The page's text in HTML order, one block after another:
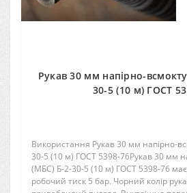
Рукав 30 мм напірно-
30-5 (10 м) ГОСТ
Використання Рукав 30 мм напірно-
30-5 (10 м) ГОСТ 5398-76Рукав 30 мм
(МБС) Б-2-30-5 (10 м) ГОСТ 5398-76 має
робочий тиск 5 бар. Чорний колір